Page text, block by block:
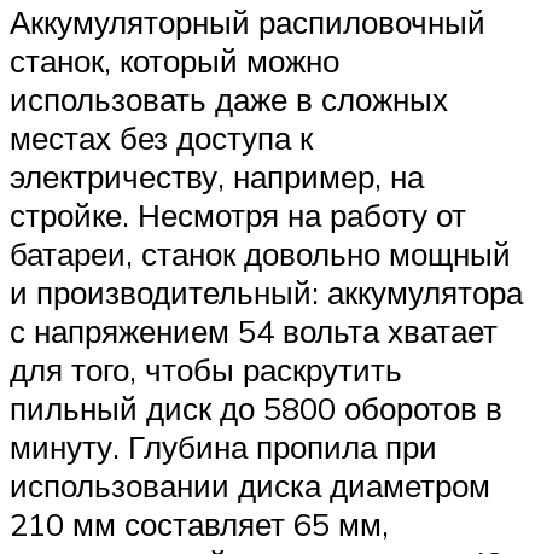
Аккумуляторный распиловочный
станок, который можно
использовать даже в сложных
местах без доступа к
электричеству, например, на
стройке. Несмотря на работу от
батареи, станок довольно мощный
и производительный: аккумулятора
с напряжением 54 вольта хватает
для того, чтобы раскрутить
пильный диск до 5800 оборотов в
минуту. Глубина пропила при
использовании диска диаметром
210 мм составляет 65 мм,